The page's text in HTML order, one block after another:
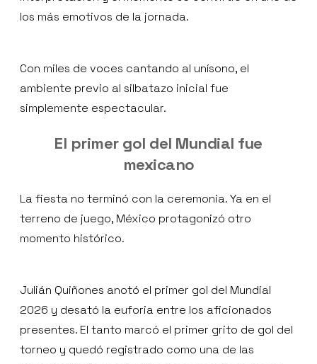
los más emotivos de la jornada.
Con miles de voces cantando al unísono, el
ambiente previo al silbatazo inicial fue
simplemente espectacular.
El primer gol del Mundial fue
mexicano
La fiesta no terminó con la ceremonia. Ya en el
terreno de juego, México protagonizó otro
momento histórico.
Julián Quiñones anotó el primer gol del Mundial
2026 y desató la euforia entre los aficionados
presentes. El tanto marcó el primer grito de gol del
torneo y quedó registrado como una de las